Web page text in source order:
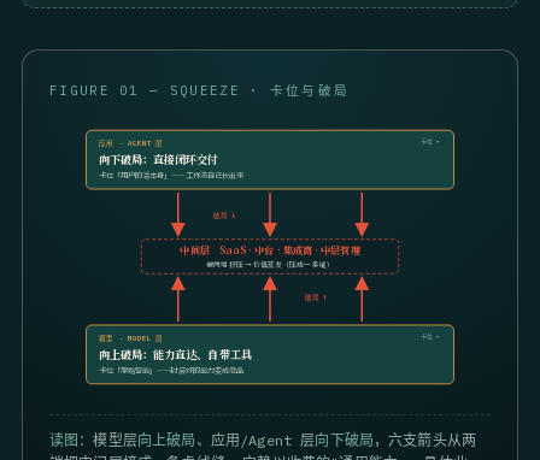
FIGURE 01 — SQUEEZE · 卡位与破局
应用 · AGENT 层
向下破局：直接闭环交付
卡位「用户的活本身」——工作流自己长出来
卡位 ▸
破局 ↓
中间层 SaaS · 中台 · 集成商 · 中层管理
被两端挤压 → 价值蒸发（压成一条缝）
破局 ↑
模型 · MODEL 层
向上破局：能力直达、自带工具
卡位「原始智能」——封装好的能力变成商品
卡位 ▸
读图：模型层向上破局 、应用/Agent 层向下破局 ，六支箭头从两